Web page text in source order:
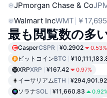
JPmorgan Chase & Co
Walmart IncWMT ￥
最も閲覧数の多
CasperCSPR ¥0.2902 0.53%
ビットコインBTC
XRPXRP ¥167.42 0.97%
イーサリアムETH ¥294,901.92
ソラナSOL ¥11,660.83